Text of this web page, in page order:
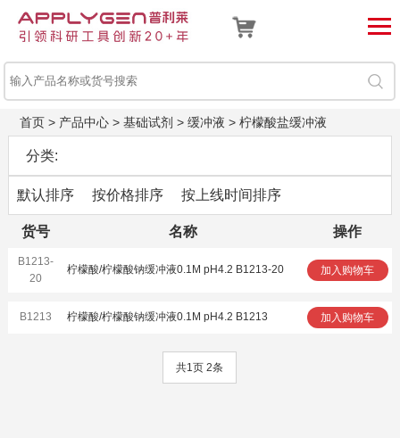
首页> 产品中心> 基础试剂 > 缓冲液 > 柠檬酸盐缓冲液
分类:
默认排序 按价格排序 按上线时间排序
货号 名称 操作
B1213-
20
柠檬酸/柠檬酸钠缓冲液0.1M pH4.2 B1213-20 加入购物车
B1213 柠檬酸/柠檬酸钠缓冲液0.1M pH4.2 B1213 加入购物车
共1页 2条